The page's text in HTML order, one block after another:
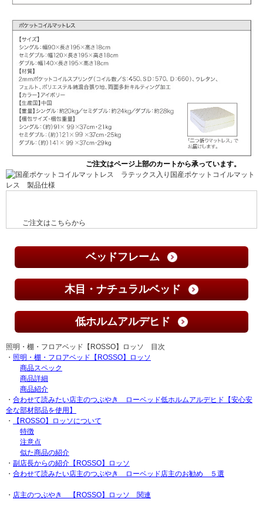
ご注文はこちらから
ベッドフレーム
木目・ナチュラルベッド
低ホルムアルデヒド
照明・棚・フロアベッド【ROSSO】ロッソ 目次
・ 照明・棚・フロアベッド【ROSSO】ロッソ
商品スペック
商品詳細
商品紹介
・ 合わせて読みたい店主のつぶやき ローベッド低ホルムアルデヒド【安心安
全な部材部品を使用】
・
【ROSSO】ロッソについて
特徴
注意点
似た商品の紹介
・ 副店長からの紹介【ROSSO】ロッソ
・ 合わせて読みたい店主のつぶやき ローベッド店主のお勧め ５選
・ 店主のつぶやき 【ROSSO】ロッソ 関連